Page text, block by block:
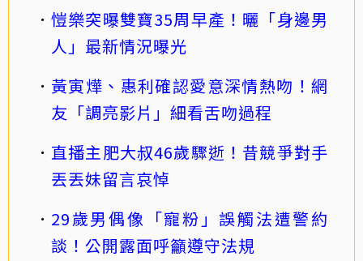
愷樂突曝雙寶35周早產！曬「身邊男
人」最新情況曝光
黃寅燁、惠利確認愛意深情熱吻！網
友「調亮影片」細看舌吻過程
直播主肥大叔46歲驟逝！昔競爭對手
丟丟妹留言哀悼
29歲男偶像「寵粉」誤觸法遭警約
談！公開露面呼籲遵守法規